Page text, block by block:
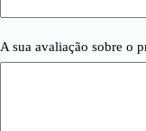
A sua avaliação sobre o